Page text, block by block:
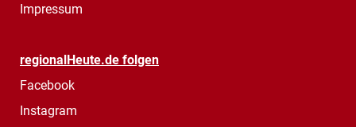
Impressum
regionalHeute.de folgen
Facebook
Instagram